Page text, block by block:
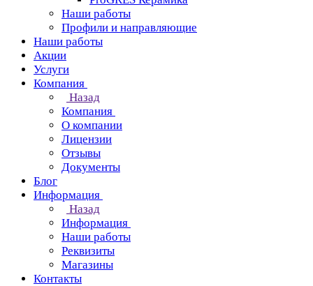
Наши работы
Профили и направляющие
Наши работы
Акции
Услуги
Компания
Назад
Компания
О компании
Лицензии
Отзывы
Документы
Блог
Информация
Назад
Информация
Наши работы
Реквизиты
Магазины
Контакты